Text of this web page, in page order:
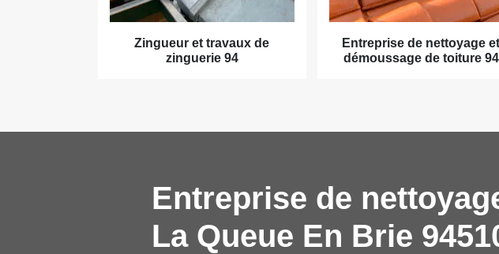
Zingueur et travaux de
zinguerie 94
Entreprise de nettoyage et
démoussage de toiture 94
Entreprise de
La Queue En Brie